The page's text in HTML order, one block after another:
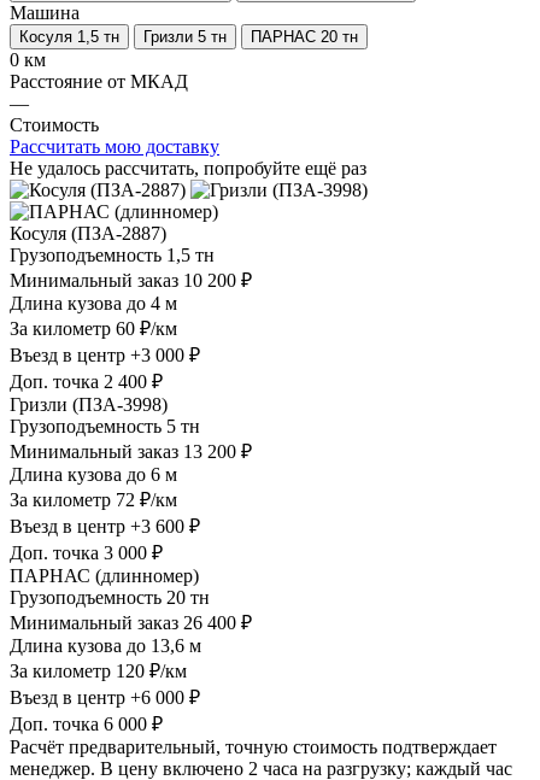
Машина
Косуля 1,5 тн Гризли 5 тн ПАРНАС 20 тн
0 км
Расстояние от МКАД
—
Стоимость
Рассчитать мою доставку
Не удалось рассчитать, попробуйте ещё раз
Косуля (ПЗА-2887)
Грузоподъемность 1,5 тн
Минимальный заказ 10 200 ₽
Длина кузова до 4 м
За километр 60 ₽/км
Въезд в центр +3 000 ₽
Доп. точка 2 400 ₽
Гризли (ПЗА-3998)
Грузоподъемность 5 тн
Минимальный заказ 13 200 ₽
Длина кузова до 6 м
За километр 72 ₽/км
Въезд в центр +3 600 ₽
Доп. точка 3 000 ₽
ПАРНАС (длинномер)
Грузоподъемность 20 тн
Минимальный заказ 26 400 ₽
Длина кузова до 13,6 м
За километр 120 ₽/км
Въезд в центр +6 000 ₽
Доп. точка 6 000 ₽
Расчёт предварительный, точную стоимость подтверждает
менеджер. В цену включено 2 часа на разгрузку; каждый час